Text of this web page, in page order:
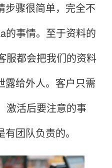
步骤很简单，完全不
的事情。至于资料的
服都会把我们的资料
露给外人。客户只需
激活后要注意的事
团队负责的。